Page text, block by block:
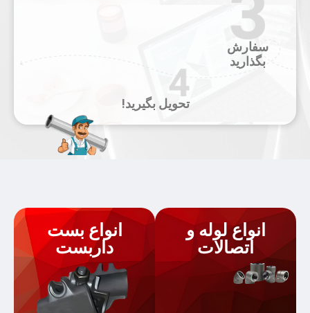
سفارش
بگذارید
تحویل بگیرید!
انواع لوله و
اتصالات
انواع بست
داربست